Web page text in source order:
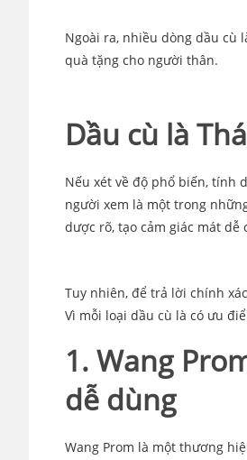
Ngoài ra, nhiều dòng dầu cù
quà tặng cho người thân.
Dầu cù là
Nếu xét về độ phổ biến, tính
người xem là một trong
dược rõ, tạo cảm giác mát
Tuy nhiên, để trả lời chính
Vì mỗi loại dầu cù là có ưu
1. Wang
dễ dùng
Wang Prom là một thương